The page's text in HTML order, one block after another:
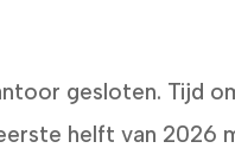
gesloten. Tijd
helft van 2026